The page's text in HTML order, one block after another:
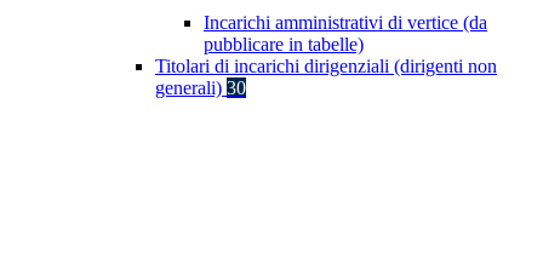
Incarichi amministrativi di vertice (da
pubblicare in tabelle)
Titolari di incarichi dirigenziali (dirigenti non
generali) 30